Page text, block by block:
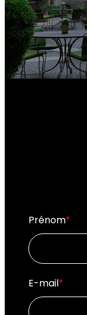
Prénom*
E-mail*